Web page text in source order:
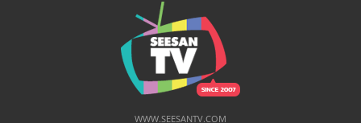
WWW.SEESANTV.COM